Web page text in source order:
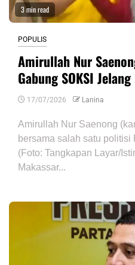
3 min read
POPULIS
Amirullah Nur
Gabung SOKSI
17/07/2026 Lanina
Amirullah Nur Saenong
bersama salah satu politisi
(Foto: Tangkapan Layar/
Makassar...